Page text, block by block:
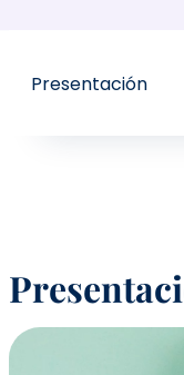
Presentación